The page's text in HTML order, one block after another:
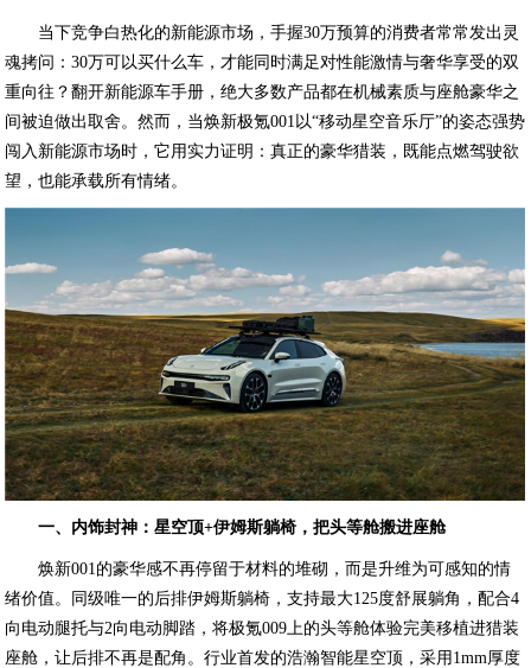
当下竞争白热化的新能源市场，手握30万预算的消费者常常发出灵
魂拷问：30万可以买什么车，才能同时满足对性能激情与奢华享受的双
重向往？翻开新能源车手册，绝大多数产品都在机械素质与座舱豪华之
间被迫做出取舍。然而，当焕新极氪001以“移动星空音乐厅”的姿态强势
闯入新能源市场时，它用实力证明：真正的豪华猎装，既能点燃驾驶欲
望，也能承载所有情绪。
一、内饰封神：星空顶+伊姆斯躺椅，把头等舱搬进座舱
焕新001的豪华感不再停留于材料的堆砌，而是升维为可感知的情
绪价值。同级唯一的后排伊姆斯躺椅，支持最大125度舒展躺角，配合4
向电动腿托与2向电动脚踏，将极氪009上的头等舱体验完美移植进猎装
座舱，让后排不再是配角。行业首发的浩瀚智能星空顶，采用1mm厚度